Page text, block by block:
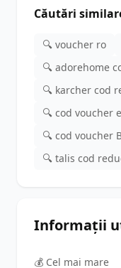
Căutări
🔍 voucher ro
🔍 adorehome
🔍 karcher cod
🔍 cod voucher
🔍 cod voucher
🔍 talis cod
Informații
💰 Cel mai mare